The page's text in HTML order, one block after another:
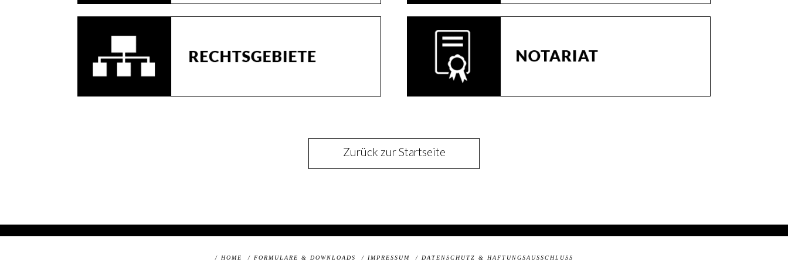
Zurück zur Startseite
/ HOME / FORMULARE & DOWNLOADS / IMPRESSUM / DATENSCHUTZ & HAFTUNGSAUSSCHLUSS